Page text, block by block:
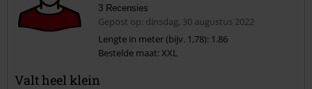
3 Recensies
Gepost op: dinsdag, 30 augustus 2022
Lengte in meter (bijv. 1,78): 1.86
Bestelde maat: XXL
Valt heel klein